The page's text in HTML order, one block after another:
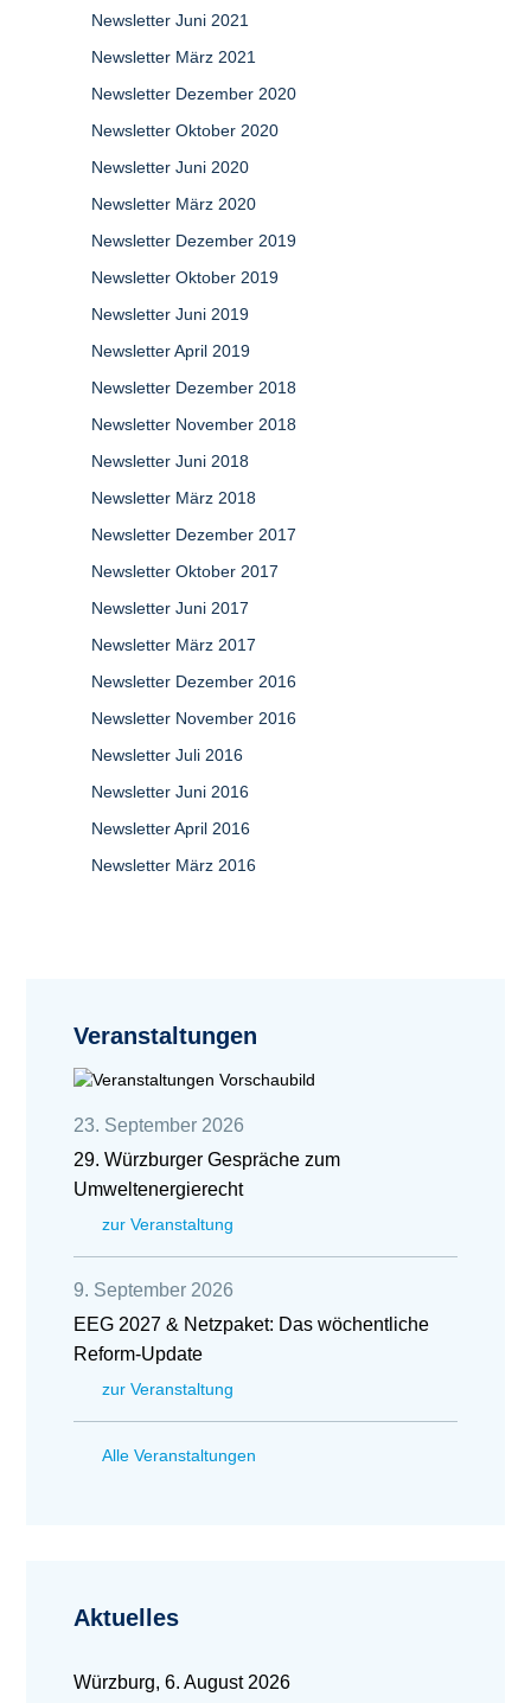
Newsletter Juni 2021
Newsletter März 2021
Newsletter Dezember 2020
Newsletter Oktober 2020
Newsletter Juni 2020
Newsletter März 2020
Newsletter Dezember 2019
Newsletter Oktober 2019
Newsletter Juni 2019
Newsletter April 2019
Newsletter Dezember 2018
Newsletter November 2018
Newsletter Juni 2018
Newsletter März 2018
Newsletter Dezember 2017
Newsletter Oktober 2017
Newsletter Juni 2017
Newsletter März 2017
Newsletter Dezember 2016
Newsletter November 2016
Newsletter Juli 2016
Newsletter Juni 2016
Newsletter April 2016
Newsletter März 2016
Veranstaltungen
23. September 2026
29. Würzburger Gespräche zum
Umweltenergierecht
zur Veranstaltung
9. September 2026
EEG 2027 & Netzpaket: Das wöchentliche
Reform-Update
zur Veranstaltung
Alle Veranstaltungen
Aktuelles
Würzburg, 6. August 2026